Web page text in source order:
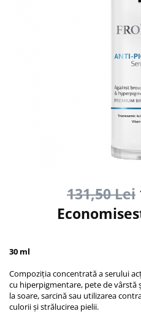
131,50 Lei
30 ml
Compoziția concentrată a serului
cu hiperpigmentare, pete de
la soare, sarcină sau utilizarea
culorii și strălucirea pielii.